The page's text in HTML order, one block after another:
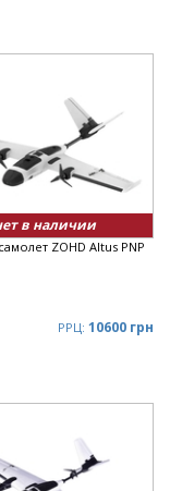
в наличии
ZOHD Altus PNP
РРЦ: 10600 грн